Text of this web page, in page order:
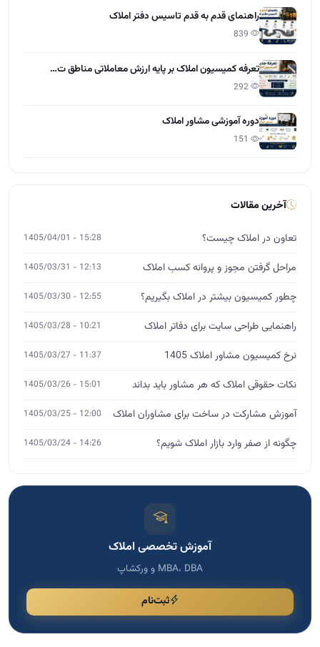
راهنمای قدم به قدم تاسیس دفتر املاک
تعرفه کمیسیون املاک بر پایه ارزش معاملاتی مناطق ت…
دوره آموزشی مشاور املاک
آخرین مقالات
تعاون در املاک چیست؟ 15:28 - 1405/04/01
مراحل گرفتن مجوز و پروانه کسب املاک 12:13 - 1405/03/31
چطور کمیسیون بیشتر در املاک بگیریم؟ 12:55 - 1405/03/30
راهنمایی طراحی سایت برای دفاتر املاک 10:21 - 1405/03/28
نرخ کمیسیون مشاور املاک 1405 11:37 - 1405/03/27
نکات حقوقی املاک که هر مشاور باید بداند 15:01 - 1405/03/26
آموزش مشارکت در ساخت برای مشاوران املاک 12:00 - 1405/03/25
چگونه از صفر وارد بازار املاک شویم؟ 14:26 - 1405/03/24
آموزش تخصصی املاک
MBA، DBA و ورکشاپ
ثبت‌نام